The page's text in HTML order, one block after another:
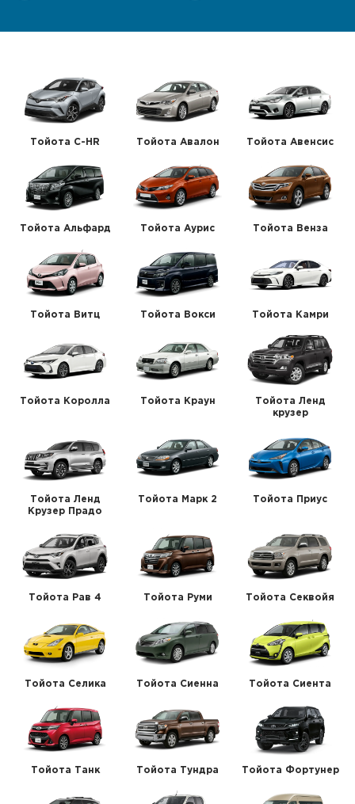
Тойота C-HR Тойота Авалон Тойота Авенсис
Тойота Альфард Тойота Аурис Тойота Венза
Тойота Витц Тойота Вокси Тойота Камри
Тойота Королла Тойота Краун
Тойота Ленд
крузер
Тойота Ленд
Крузер Прадо
Тойота Марк 2 Тойота Приус
Тойота Рав 4 Тойота Руми Тойота Секвойя
Тойота Селика Тойота Сиенна Тойота Сиента
Тойота Танк Тойота Тундра Тойота Фортунер